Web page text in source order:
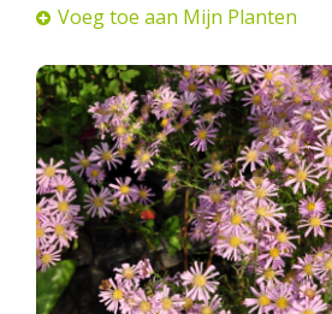
Voeg toe aan Mijn Planten